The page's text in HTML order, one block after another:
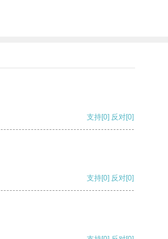
支持[0] 反对[0]
支持[0] 反对[0]